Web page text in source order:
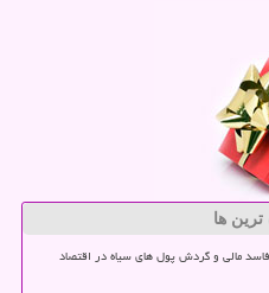
ترین ها
مالی و گردش پول های سیاه در اقتصاد